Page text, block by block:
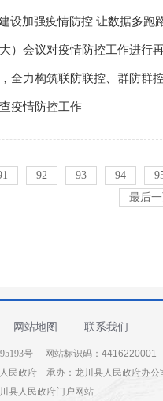
设加强疫情防控 让数据多跑
）会议对疫情防控工作进行
全力构筑联防联控、群防群
疫情防控工作
92 93 94
最后一
网站地图 联系我们
号 网站标识码：4416220001
民政府 承办：龙川县人民政府办公
县人民政府门户网站